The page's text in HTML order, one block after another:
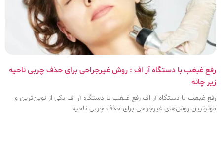
رفع غبغب با دستگاه آر اف : روش غیرجراحی برای حذف چربی ناحیه
زیر چانه
رفع غبغب با دستگاه آر اف رفع غبغب با دستگاه آر اف یکی از نوین‌ترین و
مؤثرترین روش‌های غیرجراحی برای حذف چربی ناحیه